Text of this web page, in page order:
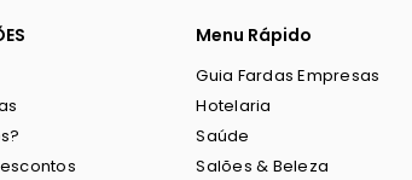
Menu Rápido
Guia Fardas Empresas
Hotelaria
Saúde
Salões & Beleza